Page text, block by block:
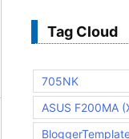
Tag Cloud
705NK
ASUS F200MA